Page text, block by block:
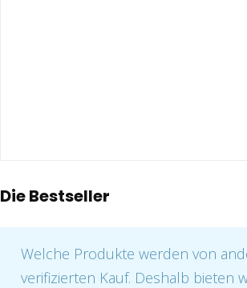
Die Bestseller
Welche Produkte werden von
verifizierten Kauf. Deshalb bieten